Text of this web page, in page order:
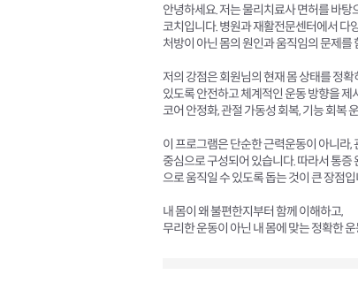
안녕하세요. 저는 물리치료사 면허를 바
코치입니다. 병원과 재활전문센터에서 다
처방이 아닌 몸의 원인과 움직임의 문제
저의 강점은 회원님의 현재 몸 상태를 정
있도록 안전하고 체계적인 운동 방향을 제
코어 안정화, 관절 가동성 회복, 기능 회복
이 프로그램은 단순한 근력운동이 아니라,
중심으로 구성되어 있습니다. 따라서 통증
으로 움직일 수 있도록 돕는 것이 큰 장점
내 몸이 왜 불편한지부터 함께 이해하고,
무리한 운동이 아닌 내 몸에 맞는 정확한